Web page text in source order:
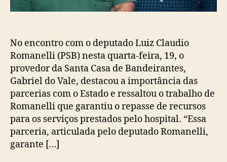
No encontro com o deputado Luiz Claudio
Romanelli (PSB) nesta quarta-feira, 19, o
provedor da Santa Casa de Bandeirantes,
Gabriel do Vale, destacou a importância das
parcerias com o Estado e ressaltou o trabalho de
Romanelli que garantiu o repasse de recursos
para os serviços prestados pelo hospital. “Essa
parceria, articulada pelo deputado Romanelli,
garante […]